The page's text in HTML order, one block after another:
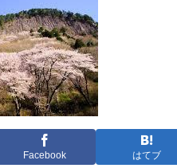
Facebook はてブ